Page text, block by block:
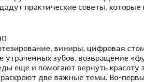
практические советы,
виниры, цифровая
утраченных зубов, возвращение
еще и помогают вернуть
две важные темы. Во-